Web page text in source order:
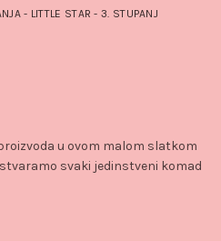
- LITTLE STAR - 3. STUPANJ
u ovom malom slatkom
svaki jedinstveni komad